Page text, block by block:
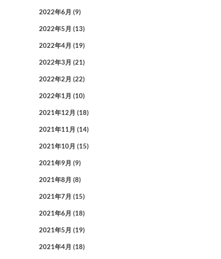
2022年6月 (9)
2022年5月 (13)
2022年4月 (19)
2022年3月 (21)
2022年2月 (22)
2022年1月 (10)
2021年12月 (18)
2021年11月 (14)
2021年10月 (15)
2021年9月 (9)
2021年8月 (8)
2021年7月 (15)
2021年6月 (18)
2021年5月 (19)
2021年4月 (18)